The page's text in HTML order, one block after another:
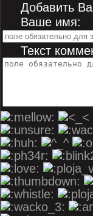
Добавить
Ваше имя:
Текст